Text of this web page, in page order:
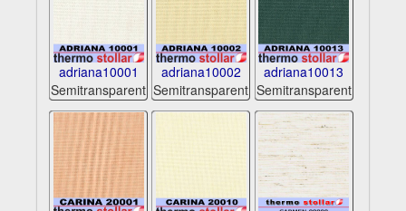
adriana10001
Semitransparent
adriana10002
Semitransparent
adriana10013
Semitransparent